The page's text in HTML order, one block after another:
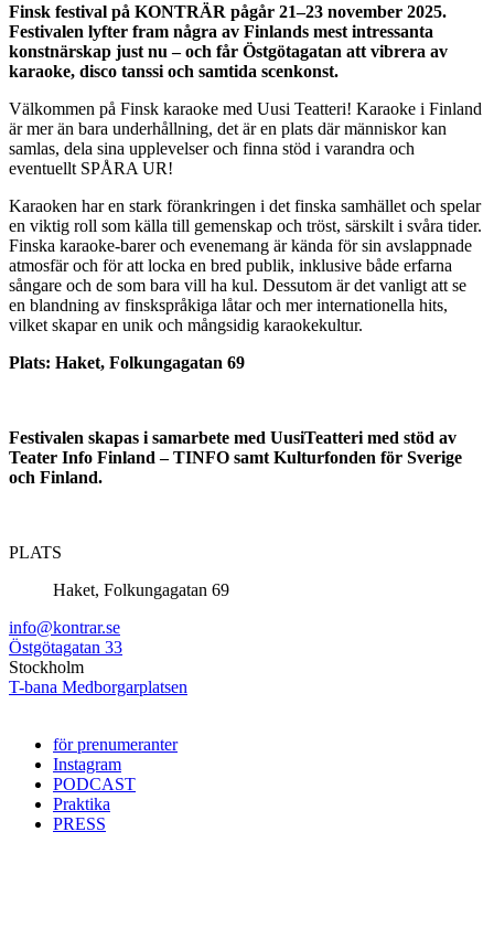
Finsk festival på KONTRÄR pågår 21–23 november 2025.
Festivalen lyfter fram några av Finlands mest intressanta
konstnärskap just nu – och får Östgötagatan att vibrera av
karaoke, disco tanssi och samtida scenkonst.
Välkommen på Finsk karaoke med Uusi Teatteri! Karaoke i Finland
är mer än bara underhållning, det är en plats där människor kan
samlas, dela sina upplevelser och finna stöd i varandra och
eventuellt SPÅRA UR!
Karaoken har en stark förankringen i det finska samhället och spelar
en viktig roll som källa till gemenskap och tröst, särskilt i svåra tider.
Finska karaoke-barer och evenemang är kända för sin avslappnade
atmosfär och för att locka en bred publik, inklusive både erfarna
sångare och de som bara vill ha kul. Dessutom är det vanligt att se
en blandning av finskspråkiga låtar och mer internationella hits,
vilket skapar en unik och mångsidig karaokekultur.
Plats: Haket, Folkungagatan 69
Festivalen skapas i samarbete med UusiTeatteri med stöd av
Teater Info Finland – TINFO samt Kulturfonden för Sverige
och Finland.
PLATS
Haket, Folkungagatan 69
info@kontrar.se
Östgötagatan 33
Stockholm
T-bana Medborgarplatsen
för prenumeranter
Instagram
PODCAST
Praktika
PRESS